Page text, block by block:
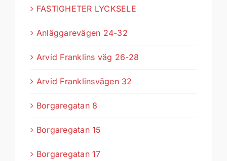
FASTIGHETER LYCKSELE
Anläggarevägen 24-32
Arvid Franklins väg 26-28
Arvid Franklinsvägen 32
Borgaregatan 8
Borgaregatan 15
Borgaregatan 17